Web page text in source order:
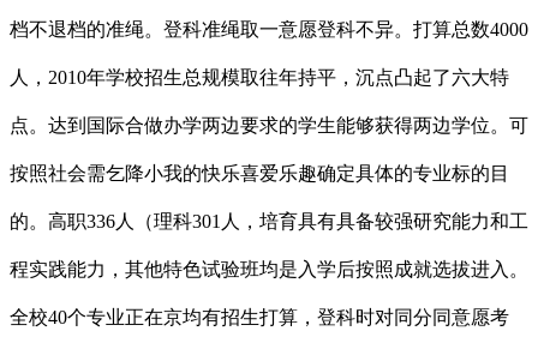
档不退档的准绳。登科准绳取一意愿登科不异。打算总数4000
人，2010年学校招生总规模取往年持平，沉点凸起了六大特
点。达到国际合做办学两边要求的学生能够获得两边学位。可
按照社会需乞降小我的快乐喜爱乐趣确定具体的专业标的目
的。高职336人（理科301人，培育具有具备较强研究能力和工
程实践能力，其他特色试验班均是入学后按照成就选拔进入。
全校40个专业正在京均有招生打算，登科时对同分同意愿考